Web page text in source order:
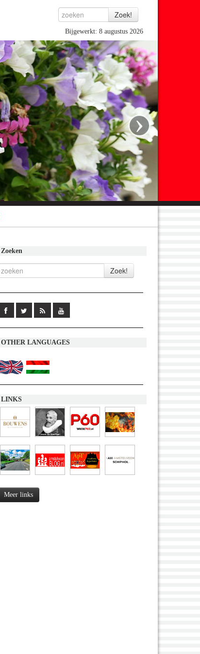
Bijgewerkt: 8 augustus 2026
›
Zoeken
OTHER LANGUAGES
LINKS
Meer links